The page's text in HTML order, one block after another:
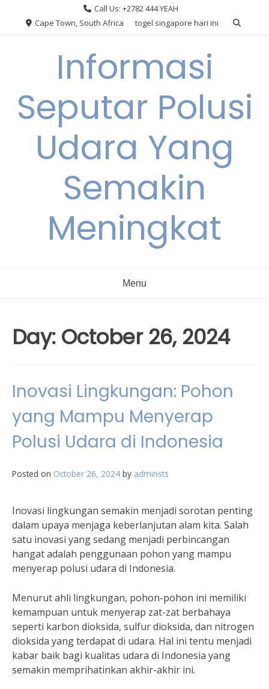
Call Us: +2782 444 YEAH
Cape Town, South Africa
togel singapore hari ini
Informasi
Seputar Polusi
Udara Yang
Semakin
Meningkat
Menu
Day: October 26, 2024
Inovasi Lingkungan: Pohon
yang Mampu Menyerap
Polusi Udara di Indonesia
Posted on October 26, 2024 by adminsts
Inovasi lingkungan semakin menjadi sorotan penting
dalam upaya menjaga keberlanjutan alam kita. Salah
satu inovasi yang sedang menjadi perbincangan
hangat adalah penggunaan pohon yang mampu
menyerap polusi udara di Indonesia.
Menurut ahli lingkungan, pohon-pohon ini memiliki
kemampuan untuk menyerap zat-zat berbahaya
seperti karbon dioksida, sulfur dioksida, dan nitrogen
dioksida yang terdapat di udara. Hal ini tentu menjadi
kabar baik bagi kualitas udara di Indonesia yang
semakin memprihatinkan akhir-akhir ini.